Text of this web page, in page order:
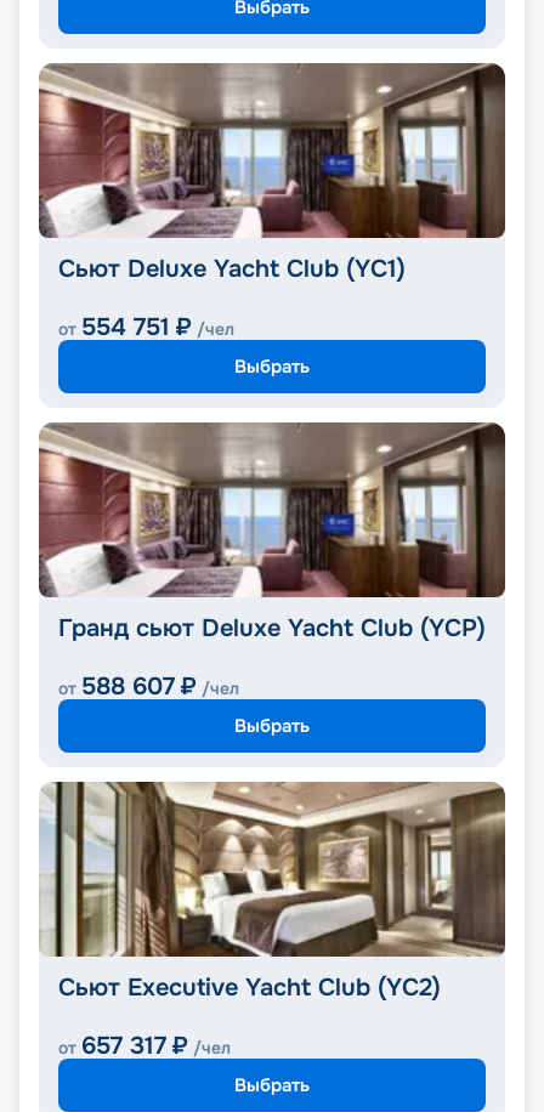
Выбрать
Сьют Deluxe Yacht Club (YC1)
от 554 751 ₽ /чел
Выбрать
Гранд сьют Deluxe Yacht Club (YCP)
от 588 607 ₽ /чел
Выбрать
Сьют Executive Yacht Club (YC2)
от 657 317 ₽ /чел
Выбрать